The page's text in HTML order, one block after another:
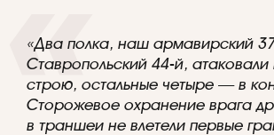
«Два полка, наш армавирский
Ставропольский 44-й,
строю, остальные четыре — в
Сторожевое охранение врага
в траншеи не влетели первые